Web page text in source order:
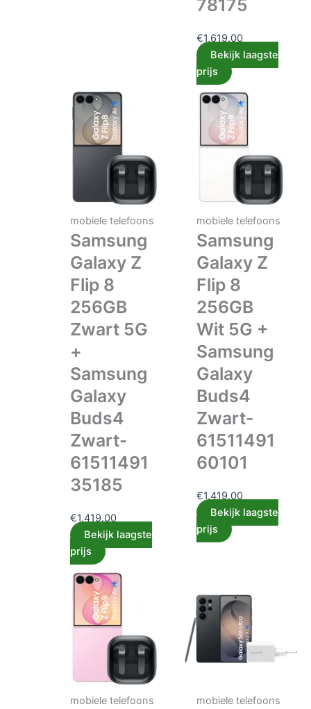
78175
€1,619.00
Bekijk laagste
prijs
mobiele telefoons
Samsung
Galaxy Z
Flip 8
256GB
Zwart 5G
+
Samsung
Galaxy
Buds4
Zwart-
61511491
35185
€1,419.00
Bekijk laagste
prijs
mobiele telefoons
Samsung
Galaxy Z
Flip 8
256GB
Wit 5G +
Samsung
Galaxy
Buds4
Zwart-
61511491
60101
€1,419.00
Bekijk laagste
prijs
mobiele telefoons mobiele telefoons